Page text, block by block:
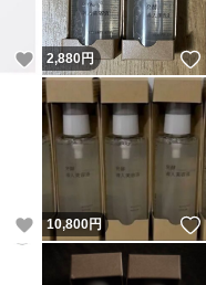
いいね！
2,880円
いいね！
10,800円